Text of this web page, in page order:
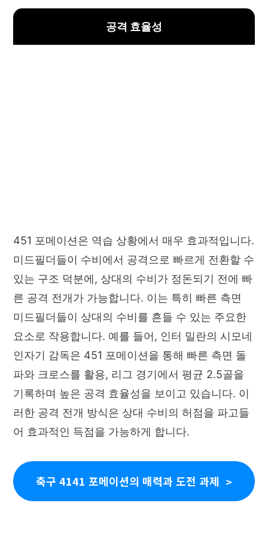
공격 효율성
451 포메이션은 역습 상황에서 매우 효과적입니다.
미드필더들이 수비에서 공격으로 빠르게 전환할 수
있는 구조 덕분에, 상대의 수비가 정돈되기 전에 빠
른 공격 전개가 가능합니다. 이는 특히 빠른 측면
미드필더들이 상대의 수비를 흔들 수 있는 주요한
요소로 작용합니다. 예를 들어, 인터 밀란의 시모네
인자기 감독은 451 포메이션을 통해 빠른 측면 돌
파와 크로스를 활용, 리그 경기에서 평균 2.5골을
기록하며 높은 공격 효율성을 보이고 있습니다. 이
러한 공격 전개 방식은 상대 수비의 허점을 파고들
어 효과적인 득점을 가능하게 합니다.
축구 4141 포메이션의 매력과 도전 과제